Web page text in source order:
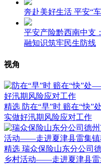
奔赴美好生活 平安“
平安产险黔西南中支
融知识筑牢民生防线
视角
精选 防在“早”时 赔在“快
实做好汛期风险应对工作
精选 瑞众保险山东分公司
乡村活动——走进夏津县雷